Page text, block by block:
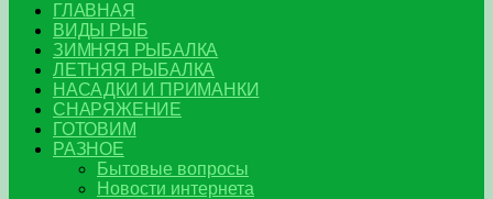
ГЛАВНАЯ
ВИДЫ РЫБ
ЗИМНЯЯ РЫБАЛКА
ЛЕТНЯЯ РЫБАЛКА
НАСАДКИ И ПРИМАНКИ
СНАРЯЖЕНИЕ
ГОТОВИМ
РАЗНОЕ
Бытовые вопросы
Новости интернета